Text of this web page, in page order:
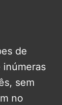
de
sem
no